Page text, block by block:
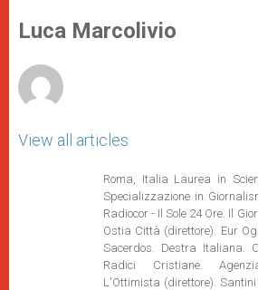
p
p
g
e
o
k
r
Luca Marcolivio
View all articles
Roma, Italia Laurea in
Specializzazione in
Radiocor - Il Sole 24 Ore. Il
Ostia Città (direttore). Eur
Sacerdos. Destra Italiana.
Radici Cristiane.
L'Ottimista (direttore).